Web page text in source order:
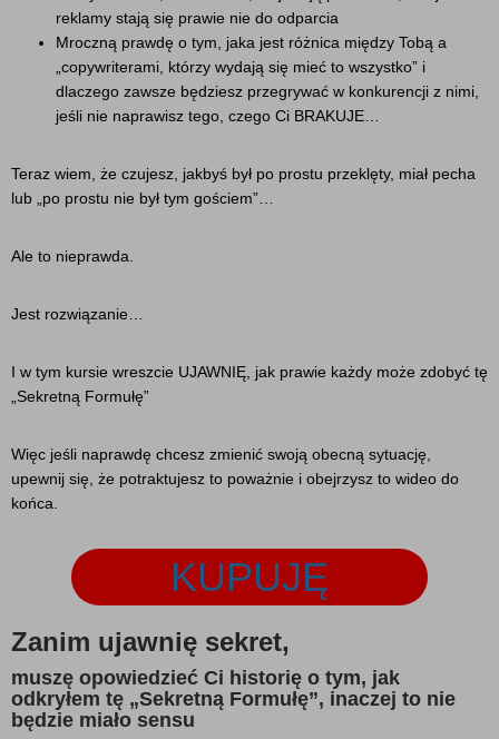
reklamy stają się prawie nie do odparcia
Mroczną prawdę o tym, jaka jest różnica między Tobą a
„copywriterami, którzy wydają się mieć to wszystko” i
dlaczego zawsze będziesz przegrywać w konkurencji z nimi,
jeśli nie naprawisz tego, czego Ci BRAKUJE…
Teraz wiem, że czujesz, jakbyś był po prostu przeklęty, miał pecha
lub „po prostu nie był tym gościem”…
Ale to nieprawda.
Jest rozwiązanie…
I w tym kursie wreszcie UJAWNIĘ, jak prawie każdy może zdobyć tę
„Sekretną Formułę”
Więc jeśli naprawdę chcesz zmienić swoją obecną sytuację,
upewnij się, że potraktujesz to poważnie i obejrzysz to wideo do
końca.
KUPUJĘ
Zanim ujawnię sekret,
muszę opowiedzieć Ci historię o tym, jak
odkryłem tę „Sekretną Formułę”, inaczej to nie
będzie miało sensu